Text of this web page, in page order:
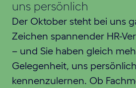
uns persönlich
Der Oktober steht bei uns
Zeichen spannender HR-
– und Sie haben gleich
Gelegenheit, uns persönlich
kennenzulernen. Ob